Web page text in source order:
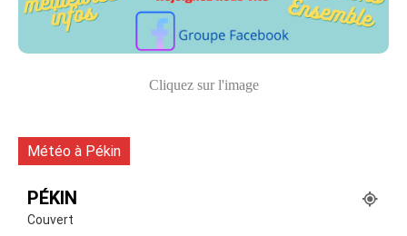
Cliquez sur l'image
Météo à Pékin
PÉKIN
Couvert